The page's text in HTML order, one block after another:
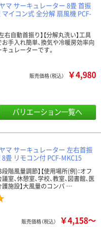
マ サーキュレーター 8畳 首振
イコン式 全分解 扇風機 PCF-
右自動首振り】【分解丸洗い】工具
手入れ簡単、換気や冷暖房効率向
ュレーターです。
販売価格（税込） ￥4,980
バリエーション一覧へ
マ サーキュレーター 左右首振
畳 リモコン付 PCF-MKC15
段階風量調節】【使用場所(例)：オフ
室、休憩室、学校、教室、図書館、医
護施設】大風量のコンパ …
販売価格（税込） ￥4,158～